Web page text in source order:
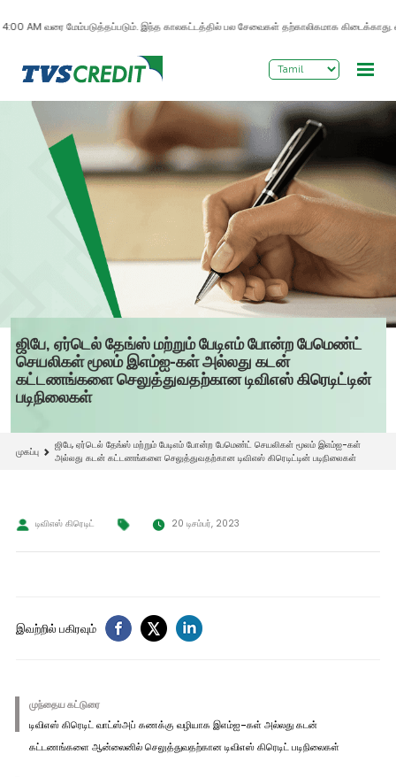
வரை மேம்படுத்தப்படும். இந்த காலகட்டத்தில் பல சேவைகள் தற்காலிகமாக கிடைக்காது.
ஜிபே, ஏர்டெல் தேங்ஸ் மற்றும் பேடிஎம் போன்ற பேமெண்ட்
செயலிகள் மூலம் இஎம்ஐ-கள் அல்லது கடன்
கட்டணங்களை செலுத்துவதற்கான டிவிஎஸ் கிரெடிட்டின்
படிநிலைகள்
முகப்பு
ஜிபே, ஏர்டெல் தேங்ஸ் மற்றும் பேடிஎம் போன்ற பேமெண்ட் செயலிகள் மூலம் இஎம்ஐ-கள்
அல்லது கடன் கட்டணங்களை செலுத்துவதற்கான டிவிஎஸ் கிரெடிட்டின் படிநிலைகள்
டிவிஎஸ் கிரெடிட் 20 டிசம்பர், 2023
இவற்றில் பகிரவும்
முந்தைய கட்டுரை
டிவிஎஸ் கிரெடிட் வாட்ஸ்அப் கணக்கு வழியாக இஎம்ஐ-கள் அல்லது கடன்
கட்டணங்களை ஆன்லைனில் செலுத்துவதற்கான டிவிஎஸ் கிரெடிட் படிநிலைகள்